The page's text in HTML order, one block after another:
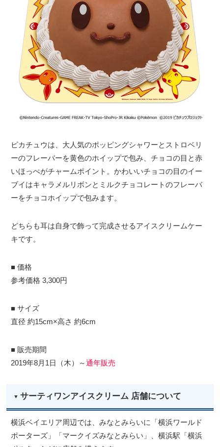
ピカチュウは、大人気のポッピングシャワーとストロベリ
ーのフレーバーを黄色のホイップで包み、チョコの目と赤
いほっぺがチャームポイント。かわいいチョコの目のイー
ブイはキャラメルリボンとミルクチョコレートのフレーバ
ーをチョコホイップで包みます。
どちらも耳は自身で飾って完成させるアイスクリームケー
キです。
■ 価格
参考価格 3,300円
■ サイズ
直径 約15cm×高さ 約6cm
■ 販売期間
2019年8月1日（木）～通年販売
サーティワンアイスクリーム 店舗について
横浜ベイエリア周辺では、みなとみらいに「横浜ワールド
ポーターズ」「マークイズみなとみらい」、横浜駅「横浜